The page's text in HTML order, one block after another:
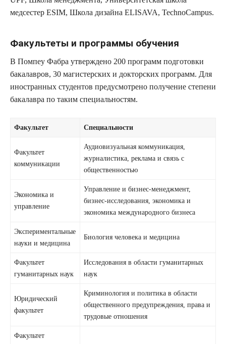
медсестер ESIM, Школа дизайна ELISAVA, TechnoCampus.
Факультеты и программы обучения
В Помпеу Фабра утверждено 200 программ подготовки
бакалавров, 30 магистерских и докторских программ. Для
иностранных студентов предусмотрено получение степени
бакалавра по таким специальностям.
Факультет Специальности
Факультет
коммуникации
Аудиовизуальная коммуникация,
журналистика, реклама и связь с
общественностью
Экономика и
управление
Управление и бизнес-менеджмент,
бизнес-исследования, экономика и
экономика международного бизнеса
Экспериментальные
науки и медицина
Биология человека и медицина
Факультет
гуманитарных наук
Исследования в области гуманитарных
наук
Юридический
факультет
Криминология и политика в области
общественного предупреждения, права и
трудовые отношения
Факультет